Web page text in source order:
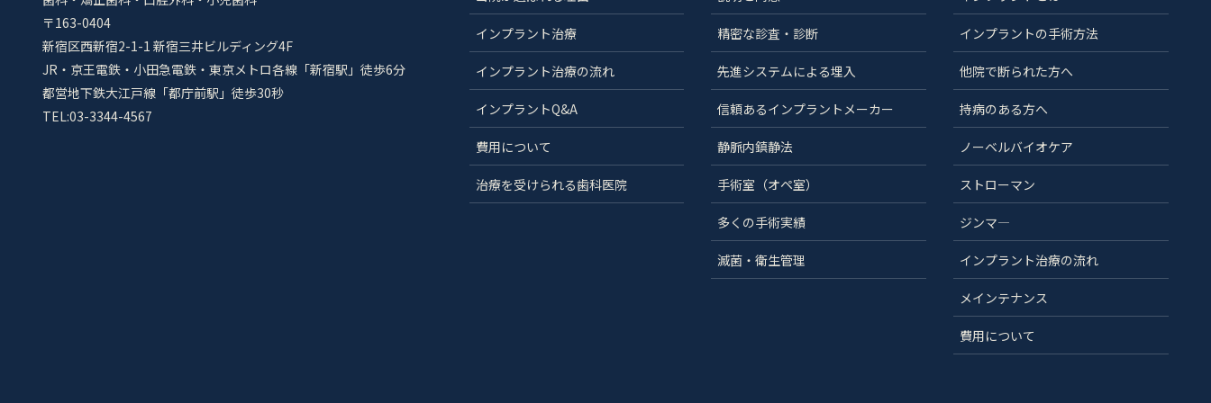
〒163-0404
新宿区西新宿2-1-1 新宿三井ビルディング4F
JR・京王電鉄・小田急電鉄・東京メトロ各線「新宿駅」徒歩6分
都営地下鉄大江戸線「都庁前駅」徒歩30秒
TEL:03-3344-4567
インプラント治療
インプラント治療の流れ
インプラントQ&A
費用について
治療を受けられる歯科医院
精密な診査・診断
先進システムによる埋入
信頼あるインプラントメーカー
静脈内鎮静法
手術室（オペ室）
多くの手術実績
滅菌・衛生管理
インプラントの手術方法
他院で断られた方へ
持病のある方へ
ノーベルバイオケア
ストローマン
ジンマ―
インプラント治療の流れ
メインテナンス
費用について